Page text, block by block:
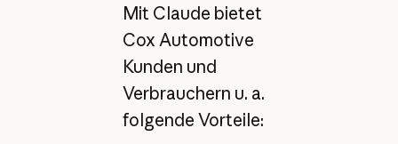
Mit Claude bietet
Cox Automotive
Kunden und
Verbrauchern u. a.
folgende Vorteile: